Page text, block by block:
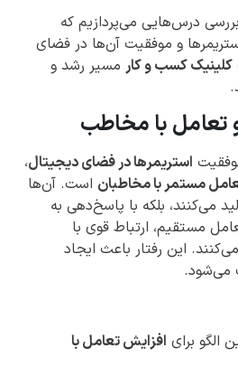
بررسی درس‌هایی می‌پردازیم که
و موفقیت آن‌ها در فضای
کلینیک کسب و کار مسیر رشد و
با مخاطب
استریمرها در فضای دیجیتال،
مستمر با مخاطبان است. آن‌ها
می‌کنند، بلکه با پاسخ‌دهی به
مستقیم، ارتباط قوی با
این رفتار باعث ایجاد
می‌شود.
الگو برای افزایش تعامل با